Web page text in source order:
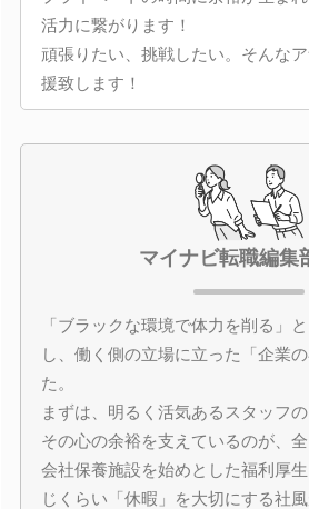
活力に繋がります！
頑張りたい、挑戦したい。そんな
援致します！
マイナビ転職編集
「ブラックな環境で体力を削る」
し、働く側の立場に立った「企業
た。
まずは、明るく活気あるスタッフの
その心の余裕を支えているのが、
会社保養施設を始めとした福利厚
じくらい「休暇」を大切にする社